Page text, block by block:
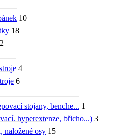
10
18
2
4
6
stojany, benche... 1
hyperextenze, břicho...) 3
naložené osy 15